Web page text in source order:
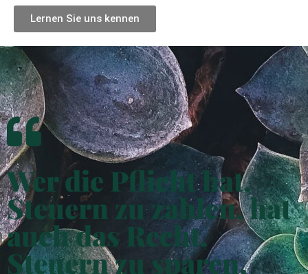
Lernen Sie uns kennen
Wer die Pflicht hat,
Steuern zu zahlen, hat
auch das Recht,
Steuern zu sparen.